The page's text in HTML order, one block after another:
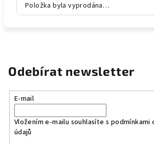
Položka byla vyprodána…
Odebírat newsletter
E-mail
Vložením e-mailu souhlasíte s podmínkami
údajů